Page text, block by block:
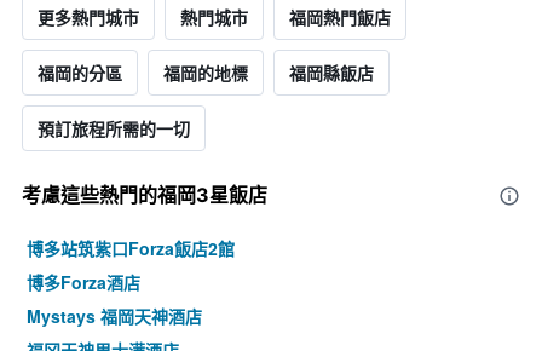
更多熱門城市 熱門城市 福岡熱門飯店
福岡的分區 福岡的地標 福岡縣飯店
預訂旅程所需的一切
考慮這些熱門的福岡3星​飯店
博多站筑紫口Forza飯店2館
博多Forza酒店
Mystays 福岡天神酒店